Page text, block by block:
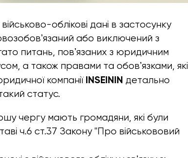
облікові дані в застосунку
або виключений з
питань, повʼязаних з юридичним
а також правами та обовʼязками, які
компанії INSEININ детально
статус.
чергу мають громадяни, які були
ч.6 ст.37 Закону "Про військововий